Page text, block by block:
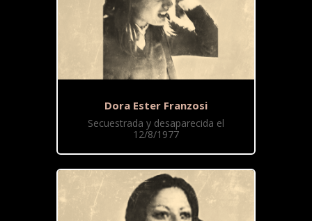
Dora Ester Franzosi
Secuestrada y desaparecida el
12/8/1977